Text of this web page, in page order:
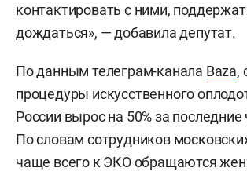
контактировать с ними,
дождаться», — добавила депутат.
По данным телеграм-канала Baza,
процедуры искусственного
России вырос на 50% за
По словам сотрудников
чаще всего к ЭКО обращаются